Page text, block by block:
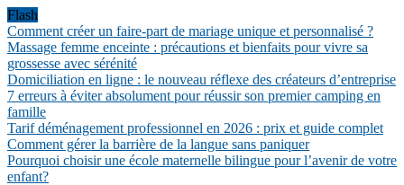
Flash
Comment créer un faire-part de mariage unique et personnalisé ?
Massage femme enceinte : précautions et bienfaits pour vivre sa
grossesse avec sérénité
Domiciliation en ligne : le nouveau réflexe des créateurs d’entreprise
7 erreurs à éviter absolument pour réussir son premier camping en
famille
Tarif déménagement professionnel en 2026 : prix et guide complet
Comment gérer la barrière de la langue sans paniquer
Pourquoi choisir une école maternelle bilingue pour l’avenir de votre
enfant?